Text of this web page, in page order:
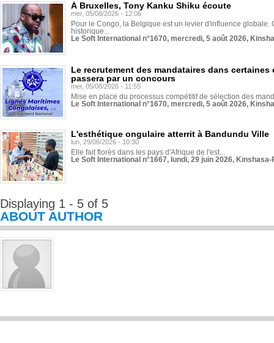
À Bruxelles, Tony Kanku Shiku écoute
mer, 05/08/2026 - 12:06
Pour le Congo, la Belgique est un levier d'influence globale.
historique...
Le Soft International n°1670, mercredi, 5 août 2026,
Le recrutement des mandataires dans
passera par un concours
mer, 05/08/2026 - 11:55
Mise en place du processus compétitif de sélection des
Le Soft International n°1670, mercredi, 5 août 2026,
L'esthétique ongulaire atterrit à Bandundu Ville
lun, 29/06/2026 - 10:30
Elle fait florès dans les pays d'Afrique de l'est...
Le Soft International n°1667, lundi, 29 juin 2026,
Displaying 1 - 5 of 5
ABOUT AUTHOR